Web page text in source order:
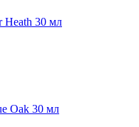
Heath 30 мл
Oak 30 мл